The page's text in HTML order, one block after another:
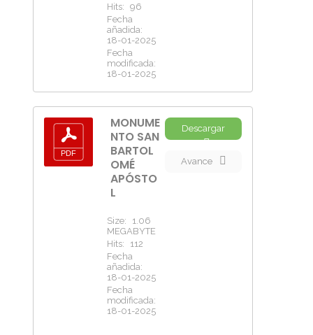
Hits: 96
Fecha
añadida:
18-01-2025
Fecha
modificada:
18-01-2025
MONUME
NTO SAN
BARTOL
OMÉ
APÓSTO
L
Size:
1.06
MEGABYTE
Hits:
112
Fecha
añadida:
18-01-2025
Fecha
modificada:
18-01-2025
Descargar
Avance